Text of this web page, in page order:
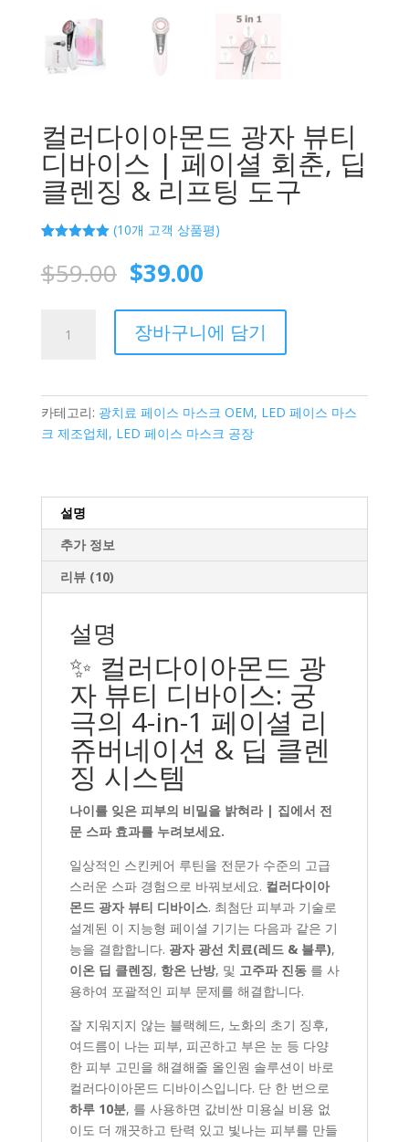
컬러다이아몬드 광자 뷰티
디바이스 | 페이셜 회춘, 딥
클렌징 & 리프팅 도구
평가를 기
준으로 5점
만점에
(10개 고객 상품평)
$59.00 원
래
가
격:
$59.00.
$39.00현
가
격:
$39.00.
Photon
Facial
Rejuvenation,
Lifting
Tool
량
장바구니에 담기
카테고리: 광치료 페이스 마스크 OEM, LED 페이스 마스
크 제조업체, LED 페이스 마스크 공장
설명
추가 정보
리뷰 (10)
설명
✨ 컬러다이아몬드 광
자 뷰티 디바이스: 궁
극의 4-in-1 페이셜 리
쥬버네이션 & 딥 클렌
징 시스템
나이를 잊은 피부의 비밀을 밝혀라 | 집에서 전
문 스파 효과를 누려보세요.
일상적인 스킨케어 루틴을 전문가 수준의 고급
스러운 스파 경험으로 바꿔보세요. 컬러다이아
몬드 광자 뷰티 디바이스. 최첨단 피부과 기술로
설계된 이 지능형 페이셜 기기는 다음과 같은 기
능을 결합합니다. 광자 광선 치료(레드 & 블루),
이온 딥 클렌징, 항온 난방, 및 고주파 진동를 사
용하여 포괄적인 피부 문제를 해결합니다.
잘 지워지지 않는 블랙헤드, 노화의 초기 징후,
여드름이 나는 피부, 피곤하고 부은 눈 등 다양
한 피부 고민을 해결해줄 올인원 솔루션이 바로
컬러다이아몬드 디바이스입니다. 단 한 번으로
하루 10분, 를 사용하면 값비싼 미용실 비용 없
이도 더 깨끗하고 탄력 있고 빛나는 피부를 만들